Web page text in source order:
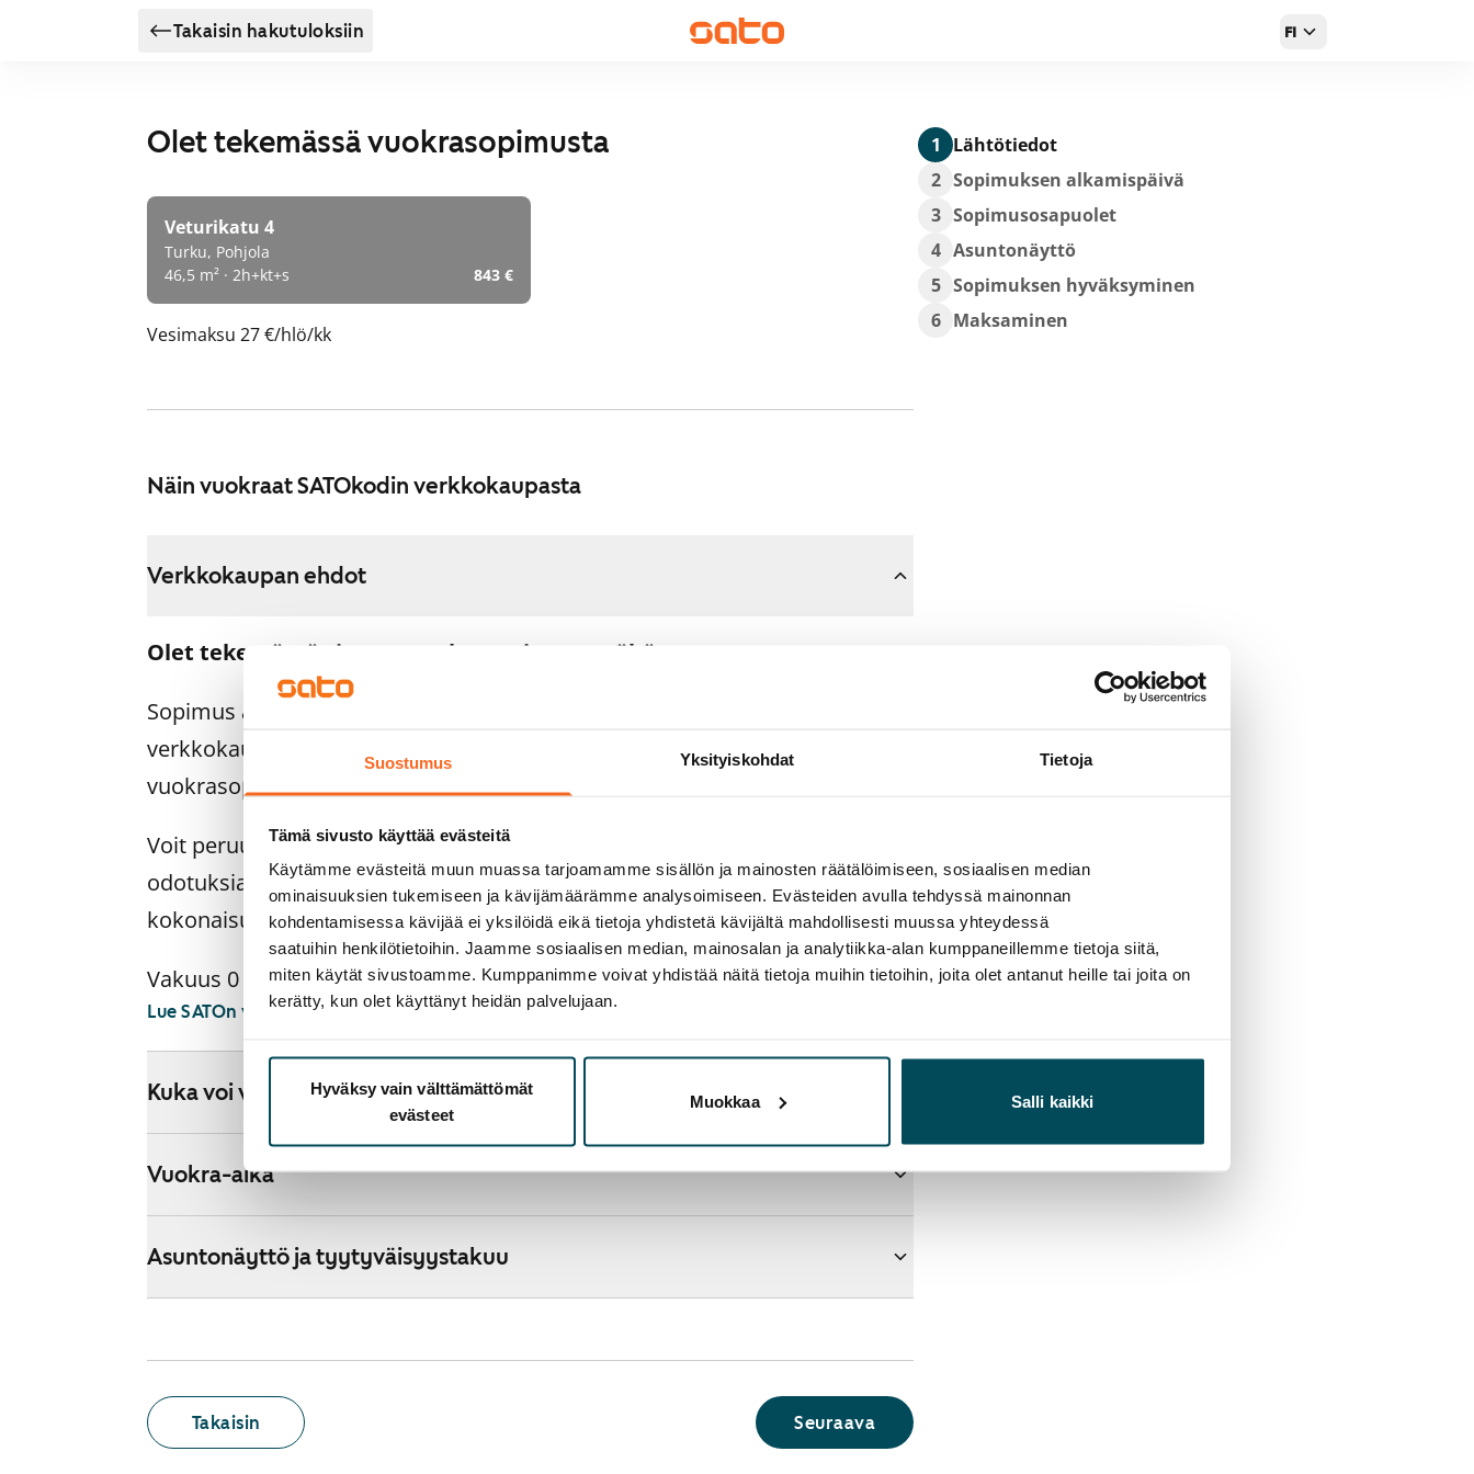
Suostumus Yksityiskohdat Tietoja
Tämä sivusto käyttää evästeitä
Käytämme evästeitä muun muassa tarjoamamme sisällön ja mainosten räätälöimiseen, sosiaalisen median
ominaisuuksien tukemiseen ja kävijämäärämme analysoimiseen. Evästeiden avulla tehdyssä mainonnan
kohdentamisessa kävijää ei yksilöidä eikä tietoja yhdistetä kävijältä mahdollisesti muussa yhteydessä
saatuihin henkilötietoihin. Jaamme sosiaalisen median, mainosalan ja analytiikka-alan kumppaneillemme tietoja siitä,
miten käytät sivustoamme. Kumppanimme voivat yhdistää näitä tietoja muihin tietoihin, joita olet antanut heille tai joita on
kerätty, kun olet käyttänyt heidän palvelujaan.
Hyväksy vain välttämättömät
evästeet
Muokkaa Salli kaikki
Takaisin hakutuloksiin FI
Olet tekemässä vuokrasopimusta
Veturikatu 4
Turku, Pohjola
46,5 m² · 2h+kt+s
843 €
Vesimaksu 27 €/hlö/kk
Näin vuokraat SATOkodin verkkokaupasta
Verkkokaupan ehdot
Olet tekemässä sitovaa vuokrasopimusta tähän asuntoon.
Sopimus astuu voimaan heti, kun maksat 300 euron varausmaksun
verkkokaupassa. Palautamme summan sinulle kokonaisuudessaan
vuokrasopimuksen alkamispäivän jälkeen.
Voit peruuttaa sopimuksen vielä asuntonäytöllä, jos koti ei vastaa
odotuksiasi. Tällöin palautamme varausmaksun sinulle
kokonaisuudessaan, yleensä seuraavana arkipäivänä.
Vakuus 0 euroa.
Lue SATOn verkkokaupan ehdot
Kuka voi vuokrata kodin verkkokaupasta?
Vuokra-aika
Asuntonäyttö ja tyytyväisyystakuu
Takaisin Seuraava
1
Lähtötiedot
2 Sopimuksen alkamispäivä
3 Sopimusosapuolet
4 Asuntonäyttö
5 Sopimuksen hyväksyminen
6 Maksaminen